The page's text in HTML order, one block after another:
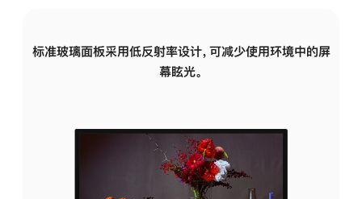
标准玻璃面板采用低反射率设计，可减少使用环境中的屏
幕眩光。